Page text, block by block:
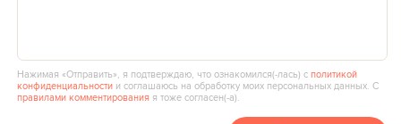
Нажимая «Отправить», я подтверждаю, что ознакомился(‑лась) сполитикой
конфиденциальности и соглашаюсь на обработку моих персональных данных. С
правилами комментирования я тоже согласен(‑а).